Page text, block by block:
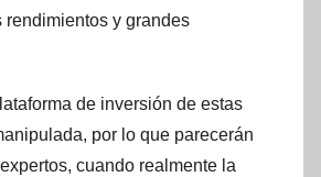
rendimientos y grandes
de inversión de estas
por lo que parecerán
cuando realmente la